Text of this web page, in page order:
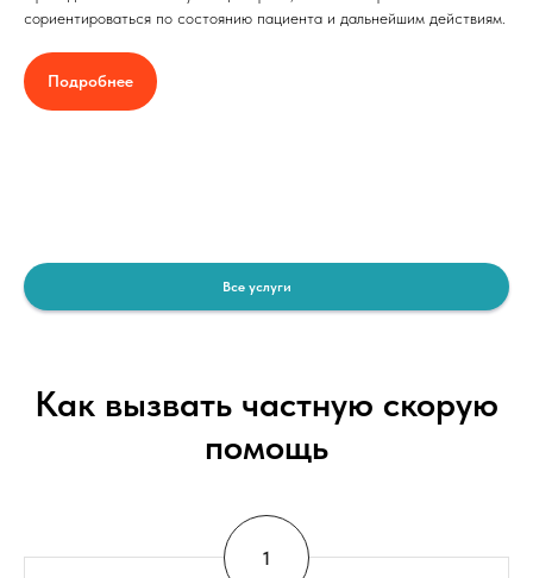
сориентироваться по состоянию пациента и дальнейшим действиям.
Подробнее
Все услуги
Как вызвать частную скорую
помощь